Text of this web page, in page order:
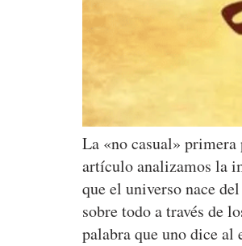
La «no casual» primera
artículo analizamos la
que el universo nace
sobre todo a través de
palabra que uno dice